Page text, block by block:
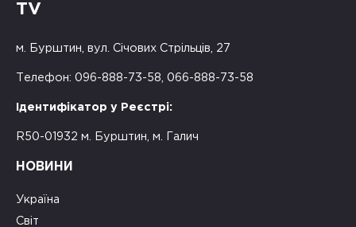
TV
м. Бурштин, вул. Січових Стрільців, 27
Телефон: 096-888-73-58, 066-888-73-58
Ідентифікатор у Реєстрі:
R50-01932 м. Бурштин, м. Галич
НОВИНИ
Україна
Світ